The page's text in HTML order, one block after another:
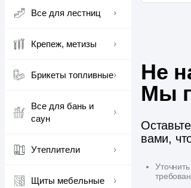
Все для лестниц
Крепеж, метизы
Брикеты топливные
Все для бань и
саун
Утеплители
Щиты мебельные
Не
Мы
вами,